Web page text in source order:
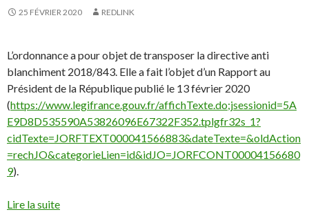
25 FÉVRIER 2020 REDLINK
L’ordonnance a pour objet de transposer la directive anti
blanchiment 2018/843. Elle a fait l’objet d’un Rapport au
Président de la République publié le 13 février 2020
(https://www.legifrance.gouv.fr/affichTexte.do;jsessionid=5A
E9D8D535590A53826096E67322F352.tplgfr32s_1?
cidTexte=JORFTEXT000041566883&dateTexte=&oldAction
=rechJO&categorieLien=id&idJO=JORFCONT00004156680
9).
Lire la suite